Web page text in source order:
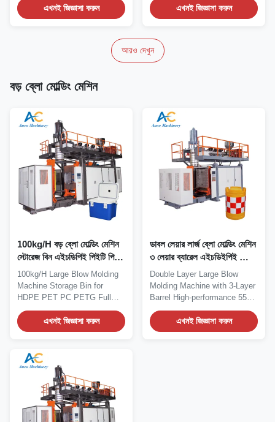
এখনই জিজ্ঞাসা করুন এখনই জিজ্ঞাসা করুন
আরও দেখুন
বড় ব্লো মোল্ডিং মেশিন
100kg/H বড় ব্লো মোল্ডিং মেশিন
স্টোরেজ বিন এইচডিপিই পিইটি পিসি
পিইটিজি
100kg/H Large Blow Molding
Machine Storage Bin for
HDPE PET PC PETG Full
automatic storage bin...
এখনই জিজ্ঞাসা করুন
ডাবল লেয়ার লার্জ ব্লো মোল্ডিং মেশিন
৩ লেয়ার ব্যারেল এইচডিইপিই ব্লো
মোল্ডিং মেশিন
Double Layer Large Blow
Molding Machine with 3-Layer
Barrel High-performance 55
Gallon (220L)...
এখনই জিজ্ঞাসা করুন